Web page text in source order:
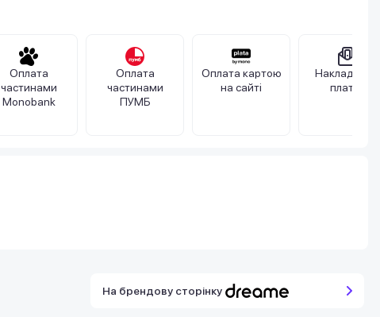
Оплата
частинами
Monobank
Оплата
частинами
ПУМБ
Оплата картою
на сайті
Накладений
платіж
На брендову сторінку